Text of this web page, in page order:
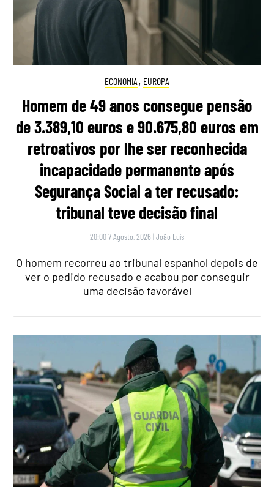
ECONOMIA , EUROPA
Homem de 49 anos consegue pensão
de 3.389,10 euros e 90.675,80 euros em
retroativos por lhe ser reconhecida
incapacidade permanente após
Segurança Social a ter recusado:
tribunal teve decisão final
20:00 7 Agosto, 2026 |João Luís
O homem recorreu ao tribunal espanhol depois de
ver o pedido recusado e acabou por conseguir
uma decisão favorável